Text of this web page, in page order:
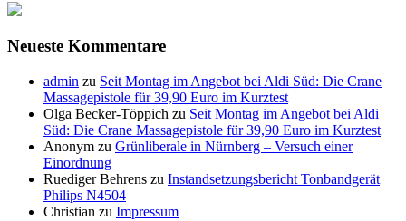
Neueste Kommentare
admin zu Seit Montag im Angebot bei Aldi Süd: Die Crane
Massagepistole für 39,90 Euro im Kurztest
Olga Becker-Töppich zu Seit Montag im Angebot bei Aldi
Süd: Die Crane Massagepistole für 39,90 Euro im Kurztest
Anonym zu Grünliberale in Nürnberg – Versuch einer
Einordnung
Ruediger Behrens zu Instandsetzungsbericht Tonbandgerät
Philips N4504
Christian zu Impressum